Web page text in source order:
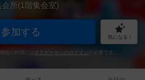
所(1階集会室)
参加する 気になる！
能の利用には ボドゲーマへのログイン が必要です。